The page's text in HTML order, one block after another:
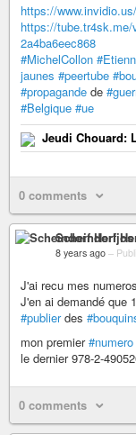
https://
https://tube.tr4sk.me/
2a4ba6eec868
#MichelCollon
jaunes #peertube
#propagande de
#Belgique #ue
Jeudi Chouard:
0 comments
Scheindorf
8 years ago –
J'ai recu mes numeros
J'en ai demandé que
#publierdes
mon premier#numero
le dernier 978-2-
0 comments